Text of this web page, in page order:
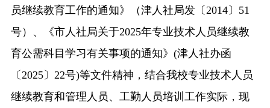
融合门户 校外访问（VPN）
员继续教育工作的通知》（津人社局发〔 2014〕 51
号）、《市人社局关于2025年专业技术人员继续教
育公需科目学习有关事项的通知》 (津人社办函
〔 2025〕 22号)等文件精神， 结合我校专业技术人员
继续教育和管理人员、工勤人员培训工作实际，现